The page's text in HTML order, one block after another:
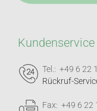
Kundenservice
Tel.: +49 6 22
Rückruf-
Fax: +49 6 22